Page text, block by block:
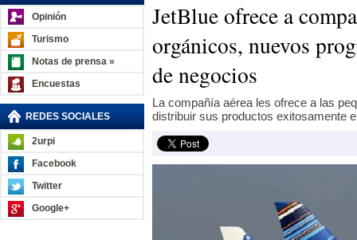
Opinión
Turismo
Notas de prensa »
Encuestas
REDES SOCIALES
2urpi
Facebook
Twitter
Google+
JetBlue ofrece a
orgánicos, nuevos
de negocios
La compañía aérea les ofrece a las
distribuir sus productos exitosamente